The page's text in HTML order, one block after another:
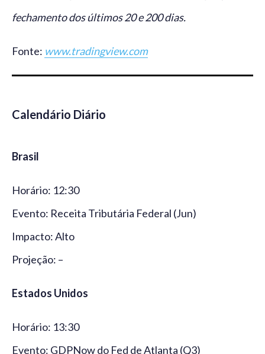
fechamento dos últimos 20 e 200 dias.
Fonte: www.tradingview.com
Calendário Diário
Brasil
Horário: 12:30
Evento: Receita Tributária Federal (Jun)
Impacto: Alto
Projeção: –
Estados Unidos
Horário: 13:30
Evento: GDPNow do Fed de Atlanta (Q3)